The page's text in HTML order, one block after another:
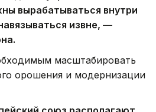
вырабатываться внутри
извне, —
масштабировать
орошения и модернизации